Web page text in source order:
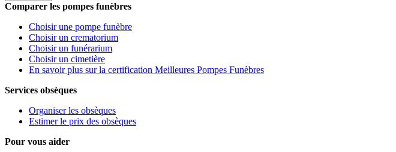
Comparer les pompes funèbres
Choisir une pompe funèbre
Choisir un crematorium
Choisir un funérarium
Choisir un cimetière
En savoir plus sur la certification Meilleures Pompes Funèbres
Services obsèques
Organiser les obsèques
Estimer le prix des obsèques
Pour vous aider